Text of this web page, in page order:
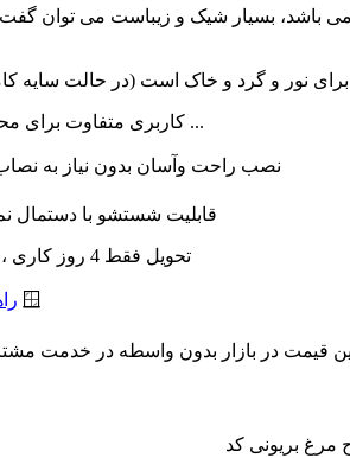
می باشد، بسیار شیک و زیباست می توان
برای نور و گرد و خاک است (در حالت سایه
✨ کاربری متفاوت برای محیط منزل،اداری،تجاری و ...
🛠 نصب راحت وآسان بدون نیاز به
💧 قابلیت شستشو با دستمال
🚚 تحویل فقط 4 روز کاری ، ارسال به سراسر کشور
🪟